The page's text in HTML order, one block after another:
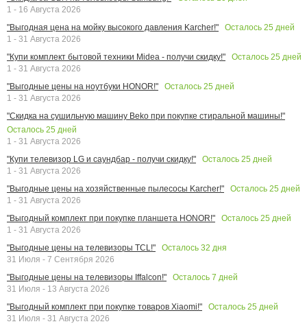
1 - 16 Августа 2026
"Выгодная цена на мойку высокого давления Karcher!"
Осталось 25 дней
1 - 31 Августа 2026
"Купи комплект бытовой техники Midea - получи скидку!"
Осталось 25 дней
1 - 31 Августа 2026
"Выгодные цены на ноутбуки HONOR!"
Осталось 25 дней
1 - 31 Августа 2026
"Скидка на сушильную машину Beko при покупке стиральной машины!"
Осталось 25 дней
1 - 31 Августа 2026
"Купи телевизор LG и саундбар - получи скидку!"
Осталось 25 дней
1 - 31 Августа 2026
"Выгодные цены на хозяйственные пылесосы Karcher!"
Осталось 25 дней
1 - 31 Августа 2026
"Выгодный комплект при покупке планшета HONOR!"
Осталось 25 дней
1 - 31 Августа 2026
"Выгодные цены на телевизоры TCL!"
Осталось 32 дня
31 Июля - 7 Сентября 2026
"Выгодные цены на телевизоры Iffalcon!"
Осталось 7 дней
31 Июля - 13 Августа 2026
"Выгодный комплект при покупке товаров Xiaomi!"
Осталось 25 дней
31 Июля - 31 Августа 2026